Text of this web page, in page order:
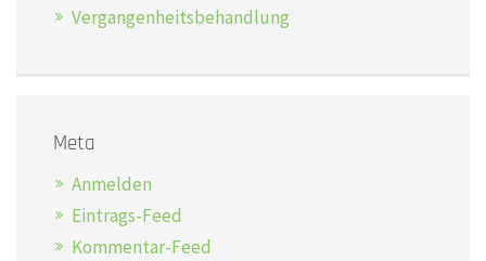
Vergangenheitsbehandlung
Meta
Anmelden
Eintrags-Feed
Kommentar-Feed